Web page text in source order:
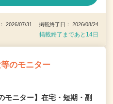
2026/07/31 掲載終了日： 2026/08/24
掲載終了まであと14日
のモニター
モニター】在宅・短期・副